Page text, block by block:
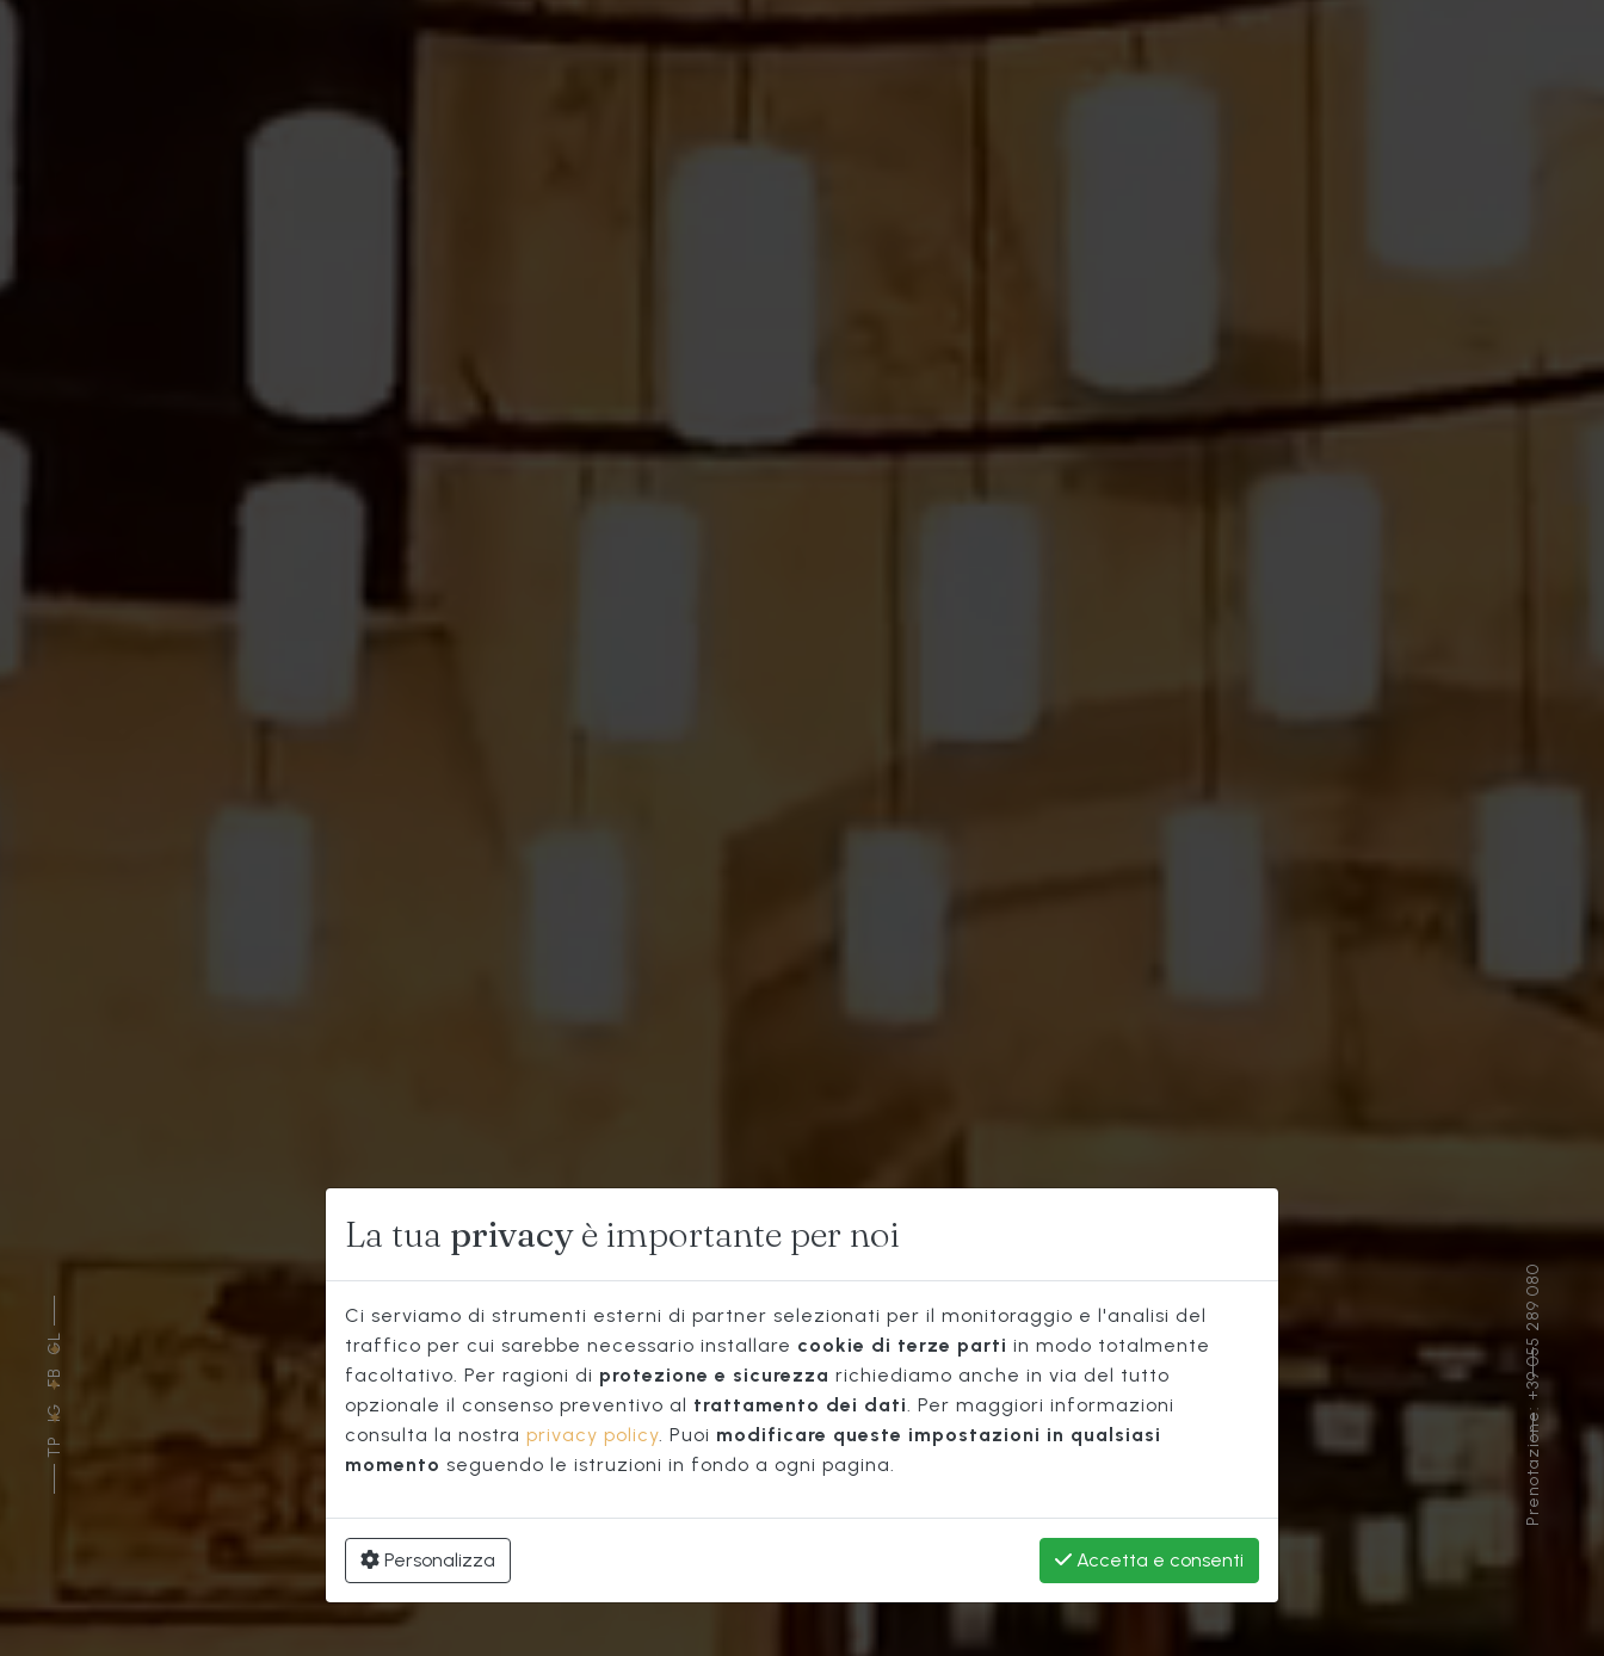
GL
FB
IG
TP Prenotazione: +39 055 289 080
OSTERIA
TIPICA
Firenze
La tua privacy è importante per noi
Ci serviamo di strumenti esterni di partner selezionati per il monitoraggio e l'analisi del
traffico per cui sarebbe necessario installare cookie di terze parti in modo totalmente
facoltativo. Per ragioni di protezione e sicurezza richiediamo anche in via del tutto
opzionale il consenso preventivo al trattamento dei dati . Per maggiori informazioni
consulta la nostra privacy policy . Puoi modificare queste impostazioni in qualsiasi
momento seguendo le istruzioni in fondo a ogni pagina.
Personalizza Accetta e consenti